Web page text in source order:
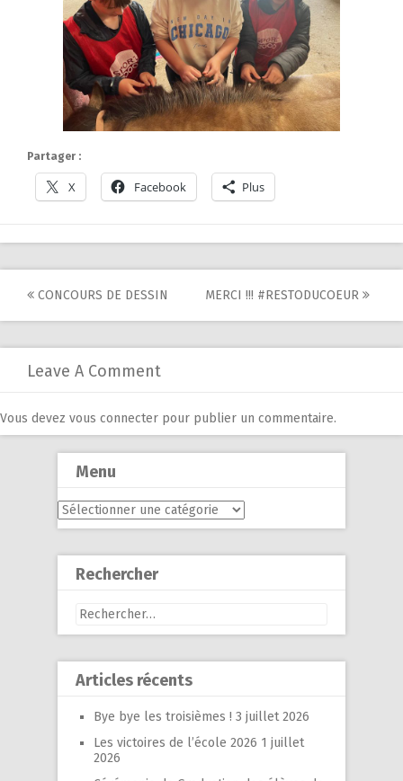
Partager :
X Facebook Plus
Post
navigation
CONCOURS DE DESSIN MERCI !!! #RESTODUCOEUR
Leave A Comment
Vous devez vous connecter pour publier un commentaire.
Menu
Menu
Rechercher
Rechercher :
Articles récents
Bye bye les troisièmes ! 3 juillet 2026
Les victoires de l’école 2026 1 juillet
2026